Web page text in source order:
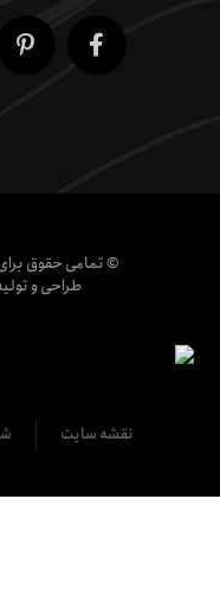
© تمامی حقوق
طراحی و
نقشه سایت